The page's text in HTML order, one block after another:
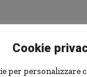
a dieci mesi di
Cookie
per personalizzare